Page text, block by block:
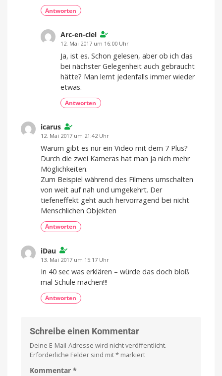
Antworten
Arc-en-ciel
12. Mai 2017 um 16:00 Uhr
Ja, ist es. Schon gelesen, aber ob ich das
bei nächster Gelegenheit auch gebraucht
hätte? Man lernt jedenfalls immer wieder
etwas.
Antworten
icarus
12. Mai 2017 um 21:42 Uhr
Warum gibt es nur ein Video mit dem 7 Plus?
Durch die zwei Kameras hat man ja nich mehr
Möglichkeiten.
Zum Beispiel während des Filmens umschalten
von weit auf nah und umgekehrt. Der
tiefeneffekt geht auch hervorragend bei nicht
Menschlichen Objekten
Antworten
iDau
13. Mai 2017 um 15:17 Uhr
In 40 sec was erklären – würde das doch bloß
mal Schule machen!!!
Antworten
Schreibe einen Kommentar
Deine E-Mail-Adresse wird nicht veröffentlicht.
Erforderliche Felder sind mit* markiert
Kommentar *